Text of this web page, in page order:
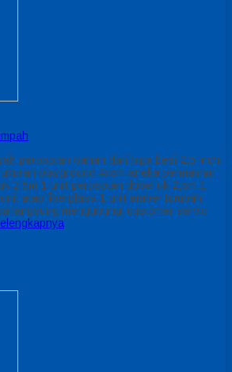
perosotan bahan dari pipa besi 2,5 inchi
playground 4x5m aneka permainan :
2,5m 1 unit perosotan dobel uk 2,5m 1
atap fiberglass 1 unit ember tumpah
langsung mengubungi customer servic